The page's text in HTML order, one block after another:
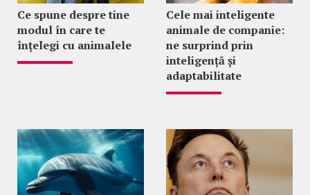
Ce spune despre tine
modul în care te
înțelegi cu animalele
Cele mai inteligente
animale de companie:
ne surprind prin
inteligență și
adaptabilitate